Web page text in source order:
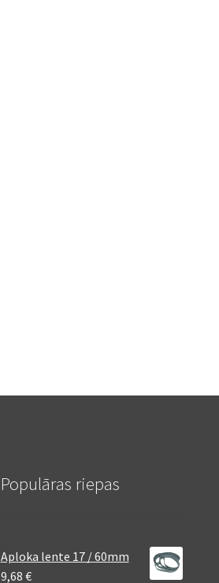
Populāras riepas
Aploka lente 17 / 60mm
9,68 €